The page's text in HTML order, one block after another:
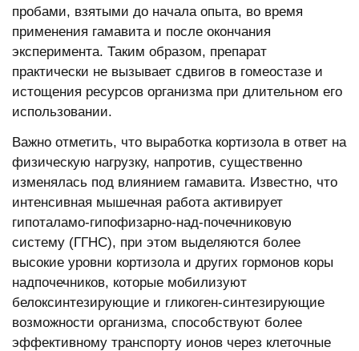
пробами, взятыми до начала опыта, во время
применения гамавита и после окончания
эксперимента. Таким образом, препарат
практически не вызывает сдвигов в гомеостазе и
истощения ресурсов организма при длительном его
использовании.
Важно отметить, что выработка кортизола в ответ на
физическую нагрузку, напротив, существенно
изменялась под влиянием гамавита. Известно, что
интенсивная мышечная работа активирует
гипоталамо-гипофизарно-над-почечниковую
систему (ГГНС), при этом выделяются более
высокие уровни кортизола и других гормонов коры
надпочечников, которые мобилизуют
белоксинтезирующие и гликоген-синтезирующие
возможности организма, способствуют более
эффективному транспорту ионов через клеточные